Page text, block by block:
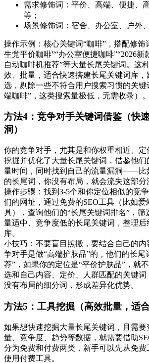
需求修饰词：平价、高端、便捷、
等；
场景修饰词：宿舍、办公室、户外
操作示例：核心关键词“咖啡”，搭配修饰
生党平价咖啡”“办公室便捷咖啡”“2026新
自动咖啡机推荐”等大量长尾关键词。这
效、批量，适合快速搭建长尾关键词库
选，剔除一些不符合用户搜索习惯的关键
端咖啡”，这类搜索量极低，无需收录）。
方法4：竞争对手关键词借鉴（快
洞）
你的竞争对手，尤其是和你权重相近、
挖掘并优化了大量长尾关键词，借鉴他
量时间，同时找到自己的流量漏洞——比
的长尾词，你没有布局，就会流失这部分
操作步骤：找到3-5个和你定位相似的竞
们的网址，通过免费的SEO工具（比如爱
具），查询他们的“长尾关键词排名”，筛
量适中、竞争度低的长尾关键词，整理后
库。
小技巧：不要盲目照搬，要结合自己的
争对手是做“高端护肤品”的，他们的长尾
荐”，如果你的定位是“平价护肤品”，就
选和自己内容、定价、人群匹配的关键
没有布局的细分词，形成差异化优势。
方法5：工具挖掘（高效批量，适合
如果想快速挖掘大量长尾关键词，且需要
量、竞争度、趋势等数据，就需要借助
分为免费和付费两类，新手可以先从免
使用付费工具。